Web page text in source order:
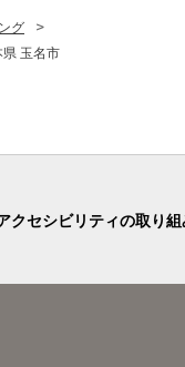
グ
県 玉名市
クセシビリティの取り組